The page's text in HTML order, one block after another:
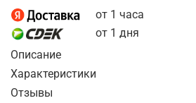
от 1 часа
от 1 дня
Описание
Характеристики
Отзывы